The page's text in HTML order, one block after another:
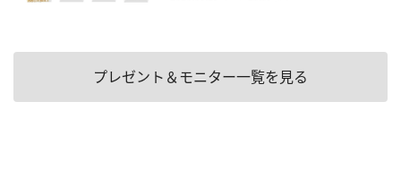
プレゼント＆モニター一覧を見る